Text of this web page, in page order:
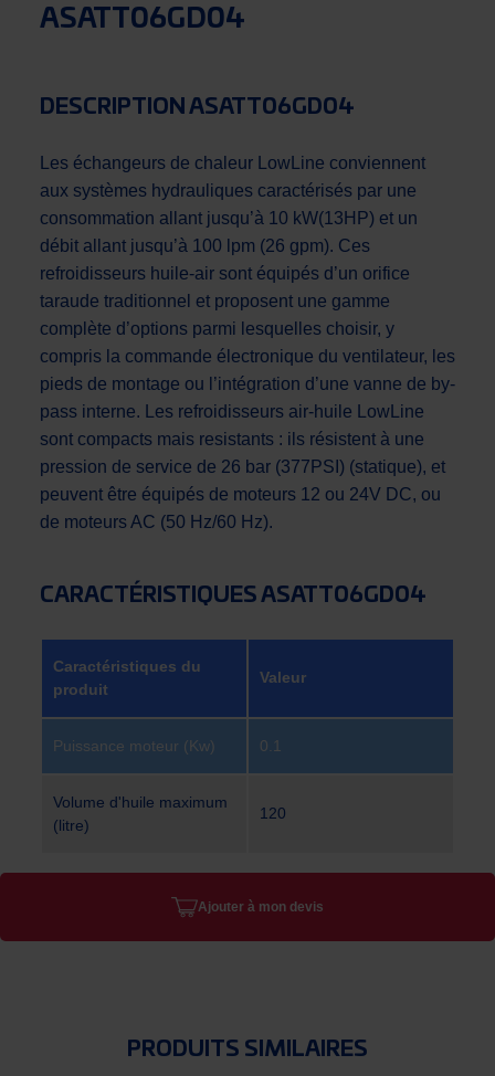
ASATT06GD04
DESCRIPTION ASATT06GD04
Les échangeurs de chaleur LowLine conviennent
aux systèmes hydrauliques caractérisés par une
consommation allant jusqu’à 10 kW(13HP) et un
débit allant jusqu’à 100 lpm (26 gpm). Ces
refroidisseurs huile-air sont équipés d’un orifice
taraude traditionnel et proposent une gamme
complète d’options parmi lesquelles choisir, y
compris la commande électronique du ventilateur, les
pieds de montage ou l’intégration d’une vanne de by-
pass interne. Les refroidisseurs air-huile LowLine
sont compacts mais resistants : ils résistent à une
pression de service de 26 bar (377PSI) (statique), et
peuvent être équipés de moteurs 12 ou 24V DC, ou
de moteurs AC (50 Hz/60 Hz).
CARACTÉRISTIQUES ASATT06GD04
Caractéristiques du
produit
Valeur
Puissance moteur (Kw) 0.1
Volume d'huile maximum
(litre)
120
Ajouter à mon devis
PRODUITS SIMILAIRES